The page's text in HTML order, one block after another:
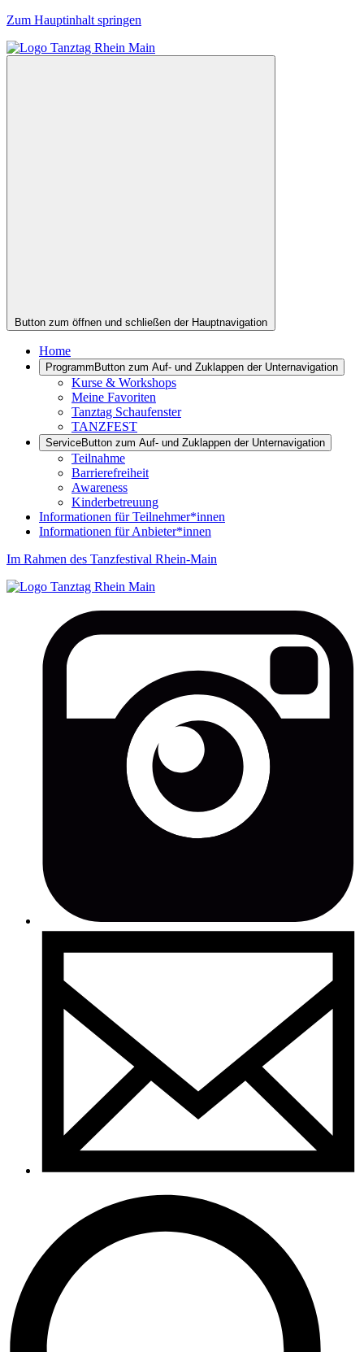
Zum Hauptinhalt springen
Button zum öffnen und schließen der Hauptnavigation
Home
Programm Button zum Auf- und Zuklappen der Unternavigation
Kurse & Workshops
Meine Favoriten
Tanztag Schaufenster
TANZFEST
ServiceButton zum Auf- und Zuklappen der Unternavigation
Teilnahme
Barrierefreiheit
Awareness
Kinderbetreuung
Informationen für Teilnehmer*innen
Informationen für Anbieter*innen
Im Rahmen des Tanzfestival Rhein-Main